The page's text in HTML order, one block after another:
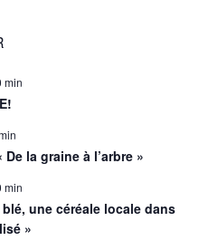
min
la graine à l’arbre »
min
une céréale locale dans
»